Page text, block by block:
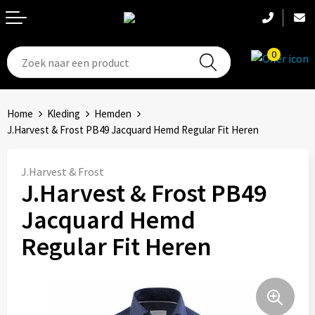
0
T-Shirts
Broeken en shorts
Schoenen
Badtextiel
Jassen
Hoeden
Hoofdbanden
Sets
Bandanas
Accessoires
Aanstekers
Anti-stress
Elektronica, Gadgets en USB
Feestartikelen
Fitness
Home Kleding
Hemden
J.Harvest & Frost PB49 Jacquard Hemd Regular Fit Heren
J.Harvest & Frost
J.Harvest & Frost PB49
Jacquard Hemd
Regular Fit Heren